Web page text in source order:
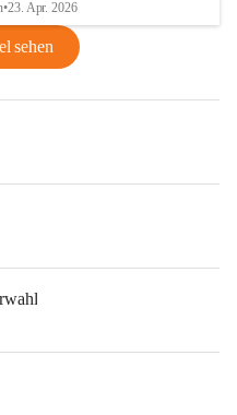
•23. Apr. 2026
sehen